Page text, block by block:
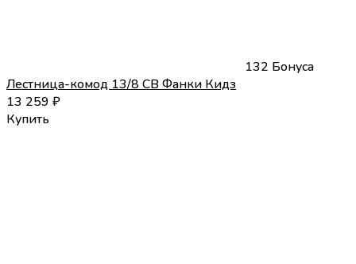
132 Бонуса
Лестница-комод 13/8 СВ Фанки Кидз
13 259 ₽
Купить